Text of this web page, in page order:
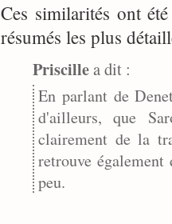
Ces similarités ont
résumés les plus
Priscillea dit :
En parlant de
d'ailleurs, que
clairement de la
retrouve
peu.